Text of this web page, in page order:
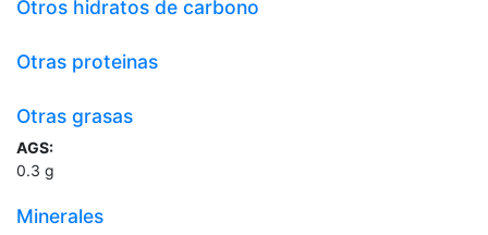
Otros hidratos de carbono
Otras proteinas
Otras grasas
AGS:
0.3 g
Minerales